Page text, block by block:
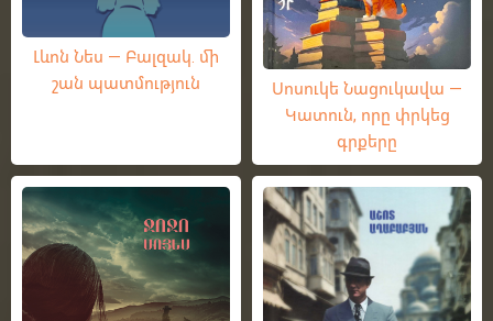
Լևոն Նես — Բալզակ. մի
շան պատմություն
Սոսուկե Նացուկավա —
Կատուն, որը փրկեց
գրքերը